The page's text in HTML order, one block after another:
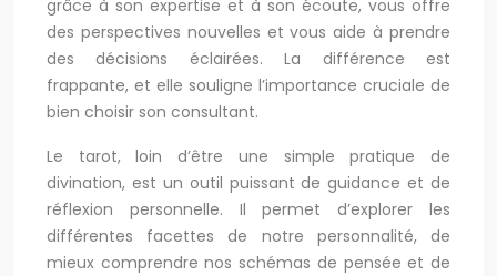
grâce à son expertise et à son écoute, vous offre
des perspectives nouvelles et vous aide à prendre
des décisions éclairées. La différence est
frappante, et elle souligne l’importance cruciale de
bien choisir son consultant.
Le tarot, loin d’être une simple pratique de
divination, est un outil puissant de guidance et de
réflexion personnelle. Il permet d’explorer les
différentes facettes de notre personnalité, de
mieux comprendre nos schémas de pensée et de